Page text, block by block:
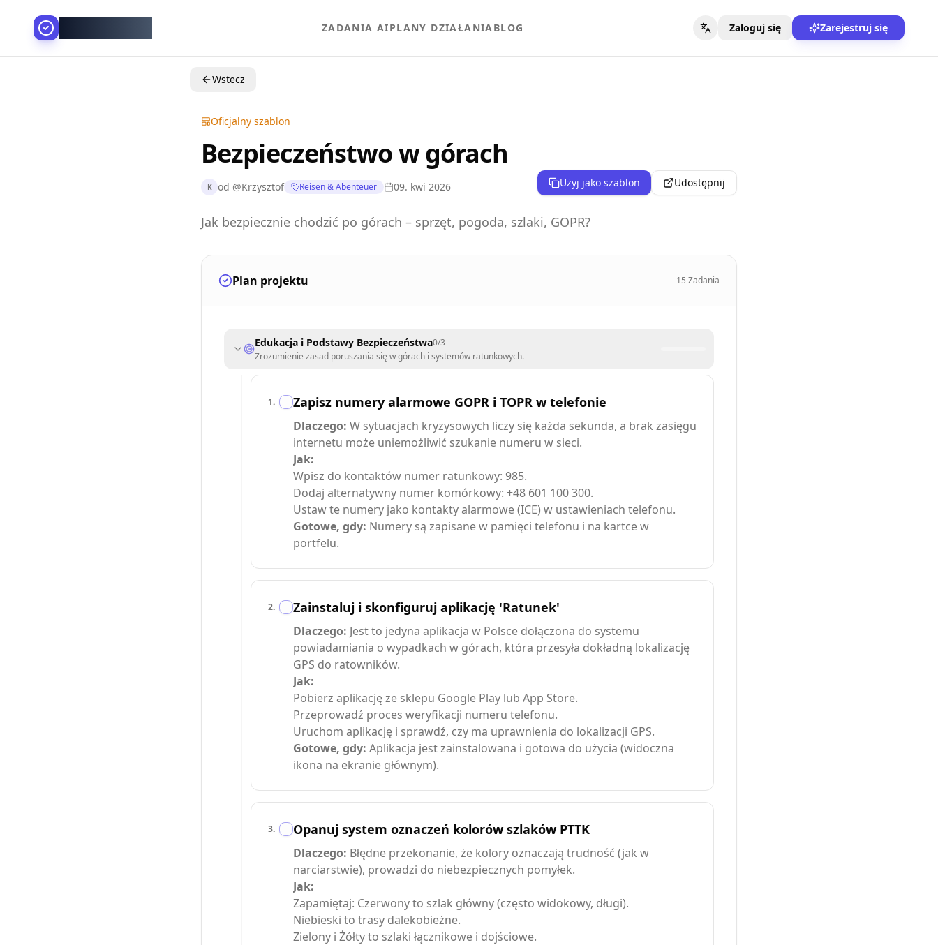
ZADANIA AIPLANY DZIAŁANIABLOG Zaloguj się Zarejestruj się
Wstecz
Oficjalny szablon
Bezpieczeństwo w górach
K od @Krzysztof Reisen & Abenteuer 09. kwi 2026 Użyj jako szablon Udostępnij
Jak bezpiecznie chodzić po górach – sprzęt, pogoda, szlaki, GOPR?
Plan projektu 15 Zadania
Edukacja i Podstawy Bezpieczeństwa0/3
Zrozumienie zasad poruszania się w górach i systemów ratunkowych.
1. Zapisz numery alarmowe GOPR i TOPR w telefonie
Dlaczego: W sytuacjach kryzysowych liczy się każda sekunda, a brak zasięgu
internetu może uniemożliwić szukanie numeru w sieci.
Jak:
Wpisz do kontaktów numer ratunkowy: 985.
Dodaj alternatywny numer komórkowy: +48 601 100 300.
Ustaw te numery jako kontakty alarmowe (ICE) w ustawieniach telefonu.
Gotowe, gdy: Numery są zapisane w pamięci telefonu i na kartce w
portfelu.
2. Zainstaluj i skonfiguruj aplikację 'Ratunek'
Dlaczego: Jest to jedyna aplikacja w Polsce dołączona do systemu
powiadamiania o wypadkach w górach, która przesyła dokładną lokalizację
GPS do ratowników.
Jak:
Pobierz aplikację ze sklepu Google Play lub App Store.
Przeprowadź proces weryfikacji numeru telefonu.
Uruchom aplikację i sprawdź, czy ma uprawnienia do lokalizacji GPS.
Gotowe, gdy: Aplikacja jest zainstalowana i gotowa do użycia (widoczna
ikona na ekranie głównym).
3. Opanuj system oznaczeń kolorów szlaków PTTK
Dlaczego: Błędne przekonanie, że kolory oznaczają trudność (jak w
narciarstwie), prowadzi do niebezpiecznych pomyłek.
Jak:
Zapamiętaj: Czerwony to szlak główny (często widokowy, długi).
Niebieski to trasy dalekobieżne.
Zielony i Żółty to szlaki łącznikowe i dojściowe.